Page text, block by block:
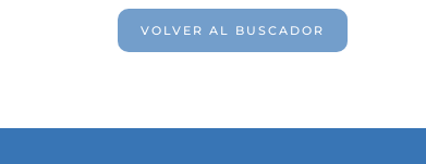
VOLVER AL BUSCADOR